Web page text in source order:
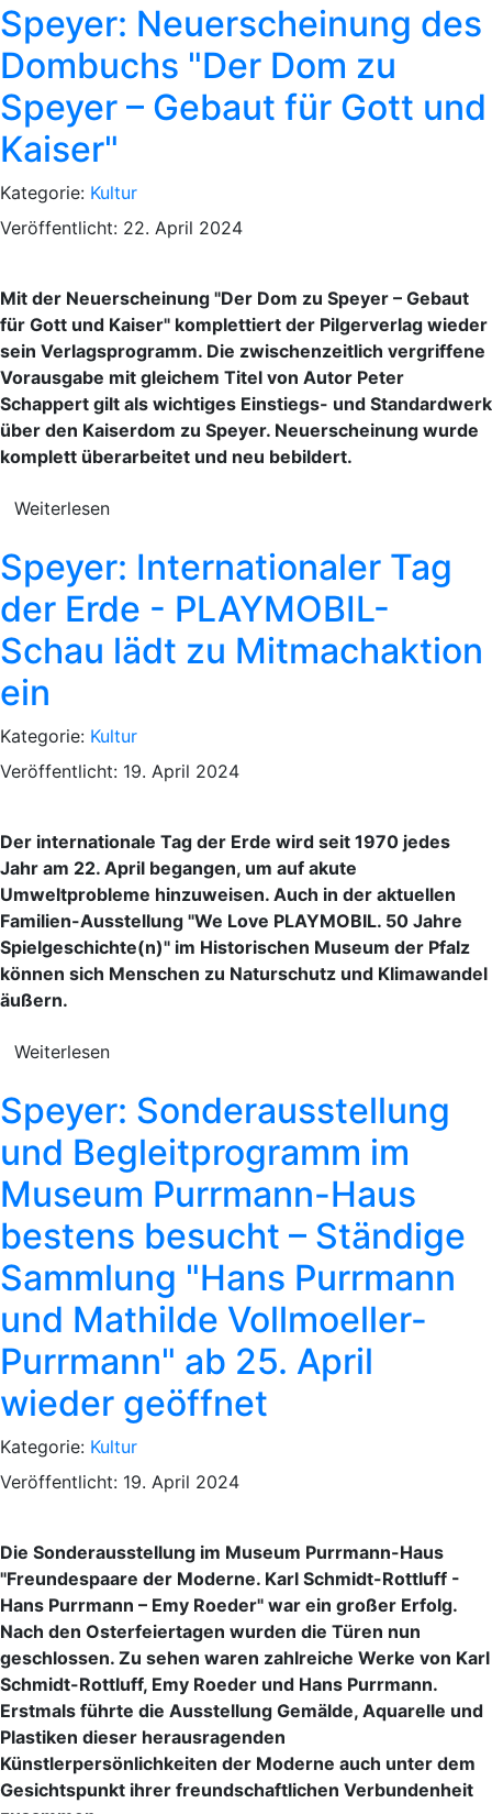
Speyer: Neuerscheinung des
Dombuchs "Der Dom zu
Speyer – Gebaut für Gott und
Kaiser"
Kategorie: Kultur
Veröffentlicht: 22. April 2024
Mit der Neuerscheinung "Der Dom zu Speyer – Gebaut
für Gott und Kaiser" komplettiert der Pilgerverlag wieder
sein Verlagsprogramm. Die zwischenzeitlich vergriffene
Vorausgabe mit gleichem Titel von Autor Peter
Schappert gilt als wichtiges Einstiegs- und Standardwerk
über den Kaiserdom zu Speyer. Neuerscheinung wurde
komplett überarbeitet und neu bebildert.
Weiterlesen
Speyer: Internationaler Tag
der Erde - PLAYMOBIL-
Schau lädt zu Mitmachaktion
ein
Kategorie: Kultur
Veröffentlicht: 19. April 2024
Der internationale Tag der Erde wird seit 1970 jedes
Jahr am 22. April begangen, um auf akute
Umweltprobleme hinzuweisen. Auch in der aktuellen
Familien-Ausstellung "We Love PLAYMOBIL. 50 Jahre
Spielgeschichte(n)" im Historischen Museum der Pfalz
können sich Menschen zu Naturschutz und Klimawandel
äußern.
Weiterlesen
Speyer: Sonderausstellung
und Begleitprogramm im
Museum Purrmann-Haus
bestens besucht – Ständige
Sammlung "Hans Purrmann
und Mathilde Vollmoeller-
Purrmann" ab 25. April
wieder geöffnet
Kategorie: Kultur
Veröffentlicht: 19. April 2024
Die Sonderausstellung im Museum Purrmann-Haus
"Freundespaare der Moderne. Karl Schmidt-Rottluff -
Hans Purrmann – Emy Roeder" war ein großer Erfolg.
Nach den Osterfeiertagen wurden die Türen nun
geschlossen. Zu sehen waren zahlreiche Werke von Karl
Schmidt-Rottluff, Emy Roeder und Hans Purrmann.
Erstmals führte die Ausstellung Gemälde, Aquarelle und
Plastiken dieser herausragenden
Künstlerpersönlichkeiten der Moderne auch unter dem
Gesichtspunkt ihrer freundschaftlichen Verbundenheit